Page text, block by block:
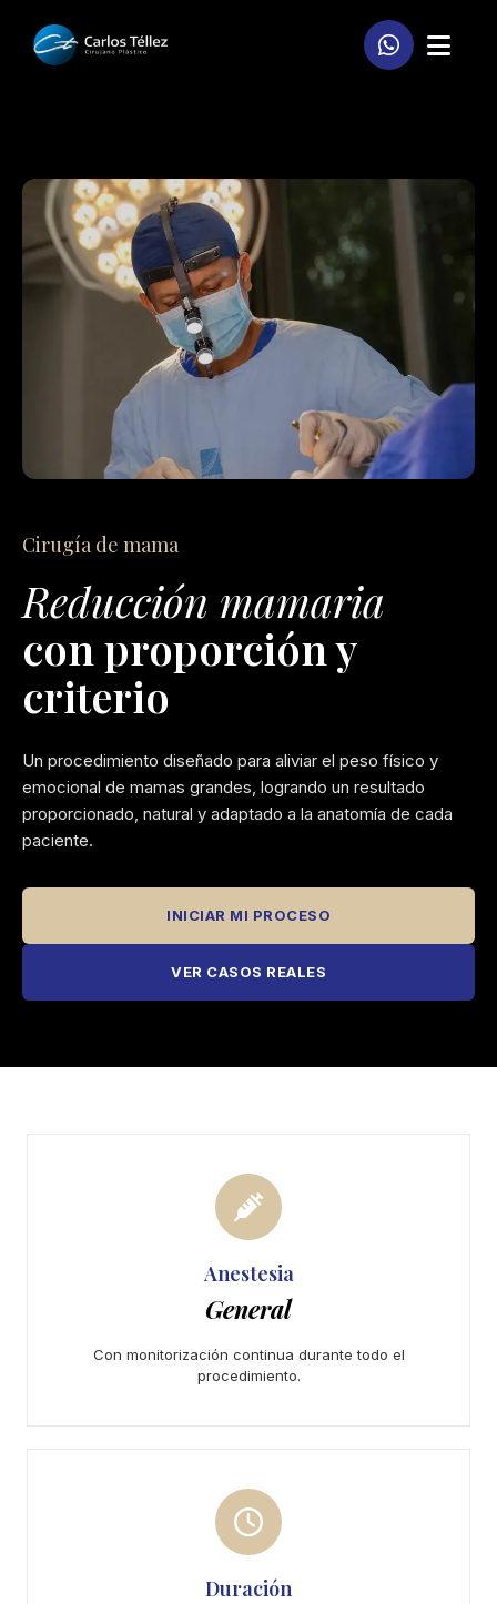
Cirugía de mama
Reducción mamaria
con proporción y
criterio
Un procedimiento diseñado para aliviar el peso físico y
emocional de mamas grandes, logrando un resultado
proporcionado, natural y adaptado a la anatomía de cada
paciente.
INICIAR MI PROCESO
VER CASOS REALES
Anestesia
General
Con monitorización continua durante todo el
procedimiento.
Duración